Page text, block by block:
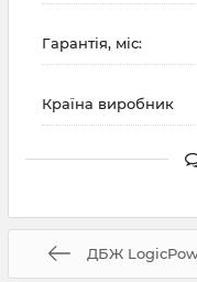
Гарантія, міс:
Країна виробник
ДБЖ